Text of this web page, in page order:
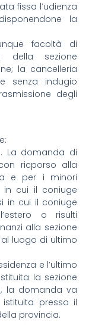
fissa l’udienza
la
facoltà di
della sezione
la cancelleria
senza indugio
degli
La domanda di
ricporso alla
e per i minori
in cui il coniuge
in cui il coniuge
o risulti
alla sezione
luogo di ultimo
e l’ultimo
la sezione
la domanda va
presso il
provincia.